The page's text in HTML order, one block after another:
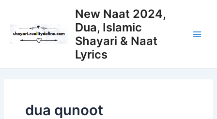
content
New Naat 2024,
Dua, Islamic
Shayari & Naat
Lyrics
dua qunoot